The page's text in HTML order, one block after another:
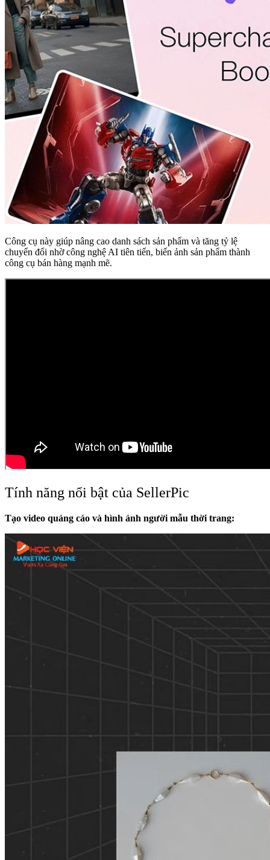
Công cụ này giúp nâng cao danh sách sản phẩm và tăng tỷ lệ
chuyển đổi nhờ công nghệ AI tiên tiến, biến ảnh sản phẩm thành
công cụ bán hàng mạnh mẽ.
Tính năng nổi bật của SellerPic
Tạo video quảng cáo và hình ảnh người mẫu thời trang: